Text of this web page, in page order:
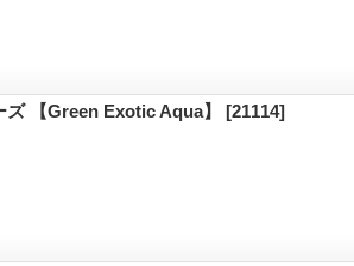
ズ 【Green Exotic Aqua】 [21114]